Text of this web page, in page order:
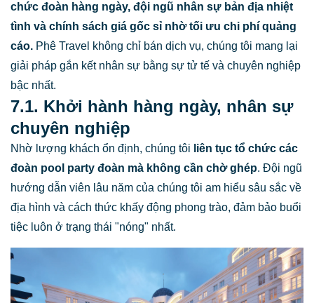
chức đoàn hàng ngày, đội ngũ nhân sự bản địa nhiệt
tình và chính sách giá gốc sỉ nhờ tối ưu chi phí quảng
cáo. Phê Travel không chỉ bán dịch vụ, chúng tôi mang lại
giải pháp gắn kết nhân sự bằng sự tử tế và chuyên nghiệp
bậc nhất.
7.1. Khởi hành hàng ngày, nhân sự
chuyên nghiệp
Nhờ lượng khách ổn định, chúng tôi liên tục tổ chức các
đoàn pool party đoàn mà không cần chờ ghép. Đội ngũ
hướng dẫn viên lâu năm của chúng tôi am hiểu sâu sắc về
địa hình và cách thức khấy động phong trào, đảm bảo buổi
tiệc luôn ở trạng thái "nóng" nhất.